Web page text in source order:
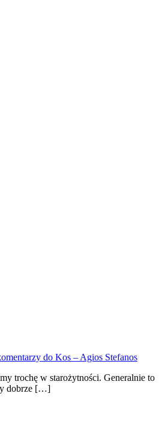
do Kos – Agios Stefanos
trochę w starożytności. Generalnie to
dobrze […]